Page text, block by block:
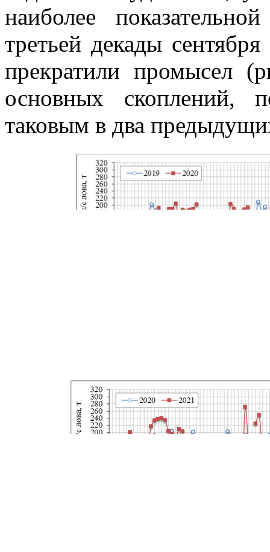
наиболее
третьей декады
прекратили промысел
основных скоплений,
таковым в два